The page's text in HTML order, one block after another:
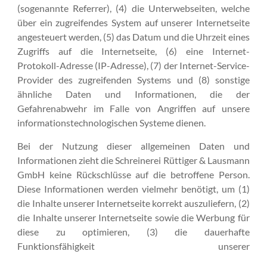
(sogenannte Referrer), (4) die Unterwebseiten, welche
über ein zugreifendes System auf unserer Internetseite
angesteuert werden, (5) das Datum und die Uhrzeit eines
Zugriffs auf die Internetseite, (6) eine Internet-
Protokoll-Adresse (IP-Adresse), (7) der Internet-Service-
Provider des zugreifenden Systems und (8) sonstige
ähnliche Daten und Informationen, die der
Gefahrenabwehr im Falle von Angriffen auf unsere
informationstechnologischen Systeme dienen.
Bei der Nutzung dieser allgemeinen Daten und
Informationen zieht die Schreinerei Rüttiger & Lausmann
GmbH keine Rückschlüsse auf die betroffene Person.
Diese Informationen werden vielmehr benötigt, um (1)
die Inhalte unserer Internetseite korrekt auszuliefern, (2)
die Inhalte unserer Internetseite sowie die Werbung für
diese zu optimieren, (3) die dauerhafte
Funktionsfähigkeit unserer